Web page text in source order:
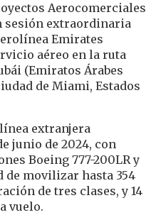
Aerocomerciales
sesión extraordinaria
Emirates
aéreo en la ruta
(Emiratos Árabes
de Miami, Estados
extranjera
junio de 2024, con
Boeing 777-200LR y
de movilizar hasta 354
de tres clases, y 14
vuelo.